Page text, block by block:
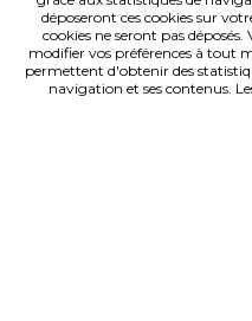
déposeront ces cookies sur
cookies ne seront pas
modifier vos préférences à tout
permettent d'obtenir des
navigation et ses contenus.